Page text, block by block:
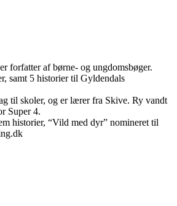
forfatter af børne- og ungdomsbøger.
samt 5 historier til Gyldendals
til skoler, og er lærer fra Skive. Ry vandt
Super 4.
historier, “Vild med dyr” nomineret til